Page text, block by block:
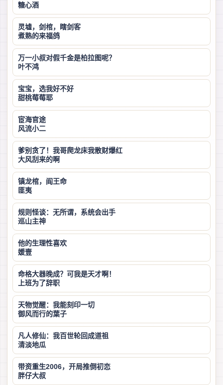
糖心酒
灵墟，剑棺，瞎剑客
煮熟的来福鸽
万一小叔对假千金是柏拉图呢？
叶不鸿
宝宝，选我好不好
甜桃莓莓耶
宦海官途
风流小二
爹别贪了！我哥爬龙床我散财爆红
大风刮来的啊
镇龙棺，阎王命
匪夷
规则怪谈：无所谓，系统会出手
巡山主神
他的生理性喜欢
媛壹
命格大器晚成？可我是天才啊！
上班为了辞职
天物觉醒：我能刻印一切
御风而行的葉子
凡人修仙：我百世轮回成道祖
清淡地瓜
带资重生2006，开局推倒初恋
胖仔大叔